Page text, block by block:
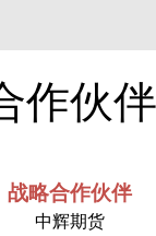
作伙伴
战略合作伙伴
中辉期货